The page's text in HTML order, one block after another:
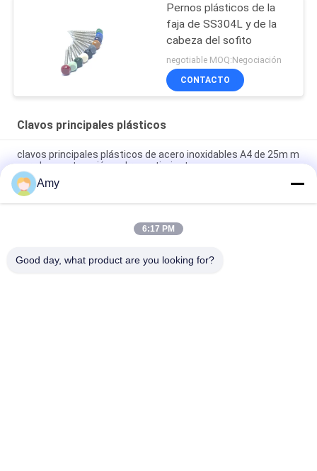
Pernos plásticos de la
faja de SS304L y de la
cabeza del sofito
negotiable MOQ:Negociación
CONTACTO
Clavos principales plásticos
clavos principales plásticos de acero inoxidables A4 de 25m m
para la construcción y el revestimiento
50m m x 2.65m m Ring Shank Plastic Cap Roofing anular clava
el grado de acero inoxidable A4
Clavos principales plásticos del OEM 65m m, fuera de la
Amy
6:17 PM
Good day, what product are you looking for?